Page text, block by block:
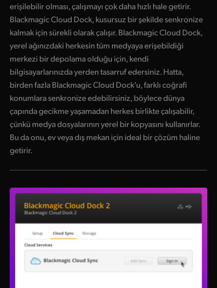
erişilebilir olması, çalışmayı çok daha hızlı hale getirir.
Blackmagic Cloud Dock, kusursuz bir şekilde senkronize
kalmak için sürekli olarak çalışır. Blackmagic Cloud Dock,
yerel ağınızdaki herkesin tüm medyaya erişebildiği
merkezi bir depolama olduğu için, kendi
bilgisayarlarınızda yerden tasarruf edersiniz. Hatta,
birden fazla Blackmagic Cloud Dock’u, farklı coğrafi
konumlara senkronize edebilirsiniz, böylece dünya
çapında gecikme yaşamadan herkes birlikte çalışabilir,
çünkü medya dosyalarının yerel bir kopyasını kullanırlar.
Bu da onu, ev veya dış mekan için ideal bir çözüm haline
getirir.